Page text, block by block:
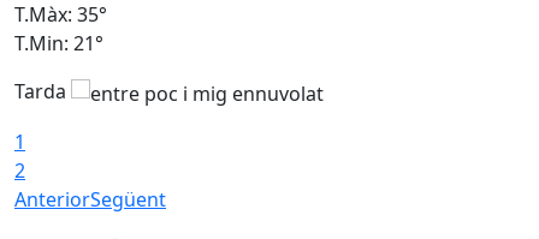
T.Màx: 35°
T.Min: 21°
Tarda
1
2
AnteriorSegüent